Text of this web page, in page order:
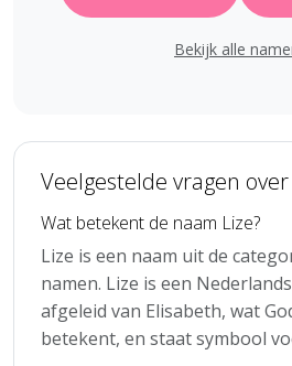
Bekijk alle
Veelgestelde vragen over
Wat betekent de naam Lize?
Lize is een naam uit de
namen. Lize is een
afgeleid van Elisabeth, wat
betekent, en staat symbool